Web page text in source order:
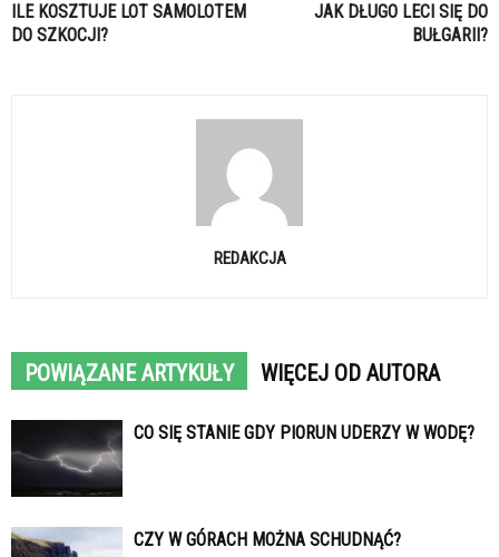
ILE KOSZTUJE LOT SAMOLOTEM
DO SZKOCJI?
JAK DŁUGO LECI SIĘ DO
BUŁGARII?
REDAKCJA
POWIĄZANE ARTYKUŁY WIĘCEJ OD AUTORA
CO SIĘ STANIE GDY PIORUN UDERZY W WODĘ?
CZY W GÓRACH MOŻNA SCHUDNĄĆ?